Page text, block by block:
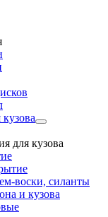
для кузова
воски, силанты
и кузова